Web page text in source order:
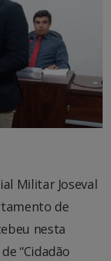
Militar Joseval
de
nesta
“Cidadão